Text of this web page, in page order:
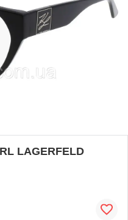
LAGERFELD